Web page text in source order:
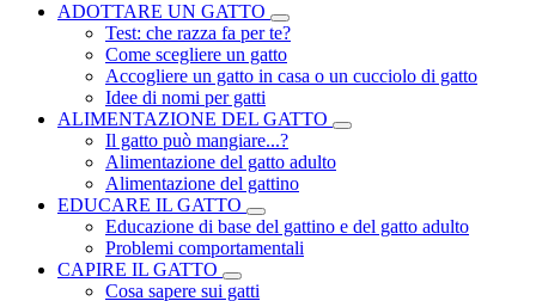
ADOTTARE UN GATTO
Test: che razza fa per te?
Come scegliere un gatto
Accogliere un gatto in casa o un cucciolo di gatto
Idee di nomi per gatti
ALIMENTAZIONE DEL GATTO
Il gatto può mangiare...?
Alimentazione del gatto adulto
Alimentazione del gattino
EDUCARE IL GATTO
Educazione di base del gattino e del gatto adulto
Problemi comportamentali
CAPIRE IL GATTO
Cosa sapere sui gatti